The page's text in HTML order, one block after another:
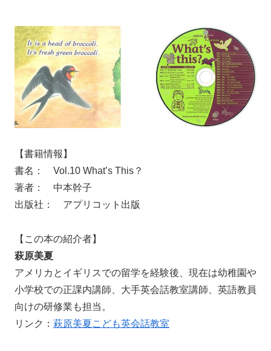
【書籍情報】
書名： Vol.10 What’s This？
著者： 中本幹子
出版社： アプリコット出版
【この本の紹介者】
萩原美夏
アメリカとイギリスでの留学を経験後、現在は幼稚園や
小学校での正課内講師、大手英会話教室講師、英語教員
向けの研修業も担当。
リンク： 萩原美夏こども英会話教室